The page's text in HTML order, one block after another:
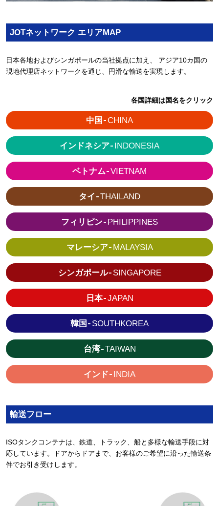
JOTネットワーク エリアMAP
日本各地およびシンガポールの当社拠点に加え、 アジア10カ国の
現地代理店ネットワークを通じ、円滑な輸送を実現します。
各国詳細は国名をクリック
中国 CHINA
インドネシア INDONESIA
ベトナム VIETNAM
タイ THAILAND
フィリピン PHILIPPINES
マレーシア MALAYSIA
シンガポール SINGAPORE
日本 JAPAN
韓国 SOUTHKOREA
台湾 TAIWAN
インド INDIA
輸送フロー
ISOタンクコンテナは、鉄道、トラック、船と多様な輸送手段に対
応しています。ドアからドアまで、お客様のご希望に沿った輸送条
件でお引き受けします。